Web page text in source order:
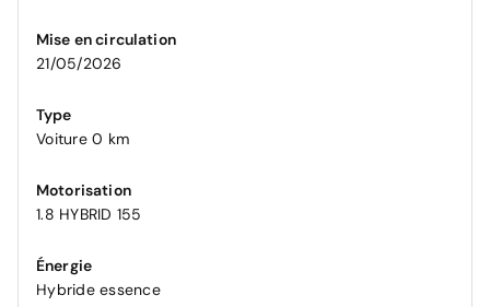
Mise en circulation
21/05/2026
Type
Voiture 0 km
Motorisation
1.8 HYBRID 155
Énergie
Hybride essence